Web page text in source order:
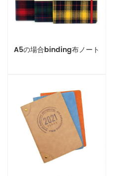
A5の場合binding布ノート